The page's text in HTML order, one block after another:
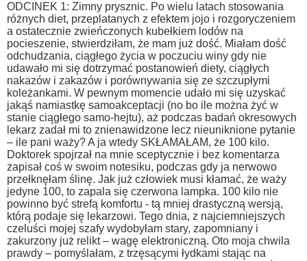
ODCINEK 1: Zimny prysznic. Po wielu latach stosowania
różnych diet, przeplatanych z efektem jojo i rozgoryczeniem
a ostatecznie zwieńczonych kubełkiem lodów na
pocieszenie, stwierdziłam, że mam już dość. Miałam dość
odchudzania, ciągłego życia w poczuciu winy gdy nie
udawało mi się dotrzymać postanowień diety, ciągłych
nakazów i zakazów i porównywania się ze szczupłymi
koleżankami. W pewnym momencie udało mi się uzyskać
jakąś namiastkę samoakceptacji (no bo ile można żyć w
stanie ciągłego samo-hejtu), aż podczas badań okresowych
lekarz zadał mi to znienawidzone lecz nieuniknione pytanie
– ile pani waży? A ja wtedy SKŁAMAŁAM, że 100 kilo.
Doktorek spojrzał na mnie sceptycznie i bez komentarza
zapisał coś w swoim notesiku, podczas gdy ja nerwowo
przełknęłam ślinę. Jak już człowiek musi kłamać, że waży
jedyne 100, to zapala się czerwona lampka. 100 kilo nie
powinno być strefą komfortu - tą mniej drastyczną wersją,
którą podaje się lekarzowi. Tego dnia, z najciemniejszych
czeluści mojej szafy wydobyłam stary, zapomniany i
zakurzony już relikt – wagę elektroniczną. Oto moja chwila
prawdy – pomyślałam, z trzęsącymi łydkami stając na